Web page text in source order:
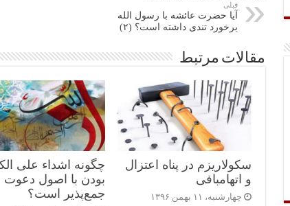
ار
ی
قبلی
آیا حضرت عائشه با رسول الله
برخورد تندى داشته است؟ (۲)
مقالات مرتبط
سکولاریزم در پناه اعتزال
و اتهام‎بافی
چهارشنبه، ۱۱ بهمن ۱۳۹۶
چگونه اشداء علی
بودن با اصول دعوت
جمع‌پذیر است؟